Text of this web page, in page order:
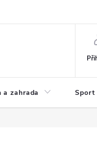
a zahrada Sport